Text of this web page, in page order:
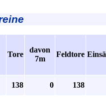
Tore
davon
7m
Feldtore
138 0 138